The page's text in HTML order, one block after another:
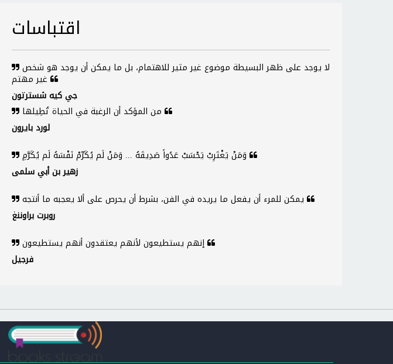
اقتباسات
جي كيه شسترتون
لورد بايرون
زهير بن أبي سلمى
روبرت براوننغ
فرجيل